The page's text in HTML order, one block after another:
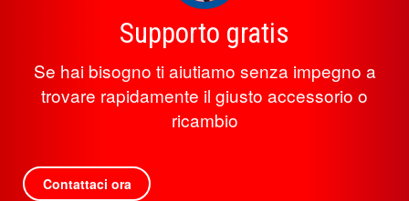
Supporto gratis
Se hai bisogno ti aiutiamo senza impegno a
trovare rapidamente il giusto accessorio o
ricambio
Contattaci ora